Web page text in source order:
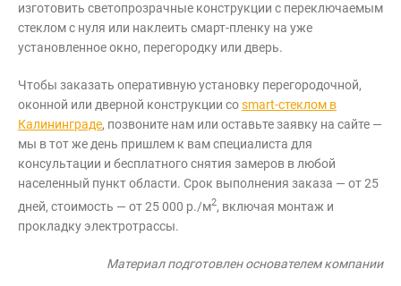
изготовить светопрозрачные конструкции с переключаемым
стеклом с нуля или наклеить смарт-пленку на уже
установленное окно, перегородку или дверь.
Чтобы заказать оперативную установку перегородочной,
оконной или дверной конструкции соsmart-стеклом в
Калининграде, позвоните нам или оставьте заявку на сайте —
мы в тот же день пришлем к вам специалиста для
консультации и бесплатного снятия замеров в любой
населенный пункт области. Срок выполнения заказа — от 25
дней, стоимость — от 25 000 р./м2, включая монтаж и
прокладку электротрассы.
Материал подготовлен основателем компании